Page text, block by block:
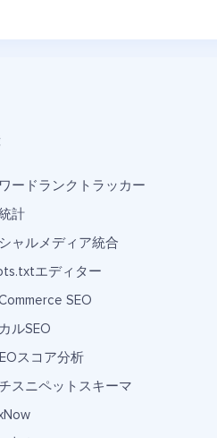
ードランクトラッカー
計
ャルメディア統合
エディター
SEO
ルSEO
スコア分析
スニペットスキーマ